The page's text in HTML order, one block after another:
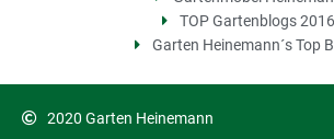
TOP Gartenblogs 2016
Garten Heinemann´s Top
2020 Garten Heinemann